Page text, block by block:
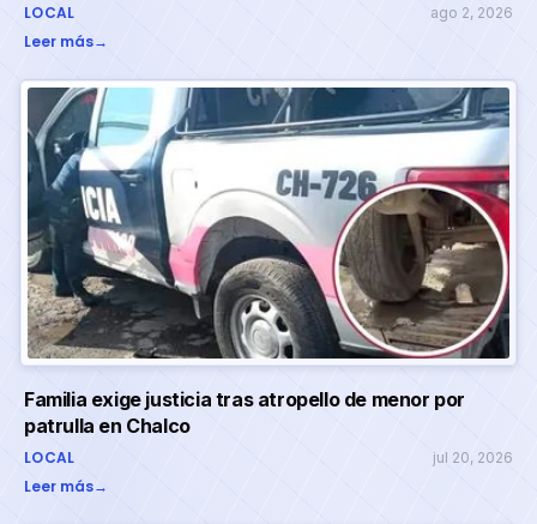
LOCAL ago 2, 2026
Leer más→
Familia exige justicia tras atropello de menor por
patrulla en Chalco
LOCAL jul 20, 2026
Leer más→